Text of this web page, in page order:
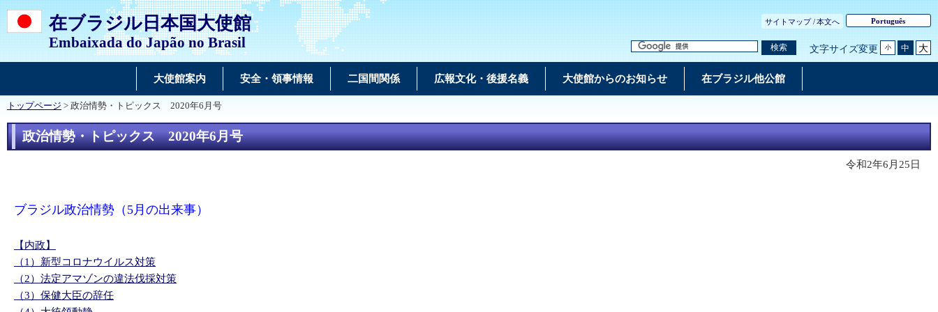
在ブラジル日本国大使館
Embaixada do Japão no Brasil
サイトマップ /本文へ Português
検索 文字サイズ変更 小 中 大
大使館案内 安全・領事情報 二国間関係 広報文化・後援名義 大使館からのお知らせ 在ブラジル他公館
トップページ > 政治情勢・トピックス 2020年6月号
政治情勢・トピックス 2020年6月号
令和2年6月25日
ブラジル政治情勢（5月の出来事）
【内政】
（1）新型コロナウイルス対策
（2）法定アマゾンの違法伐採対策
（3）保健大臣の辞任